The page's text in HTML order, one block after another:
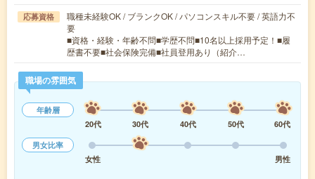
応募資格
職種未経験OK / ブランクOK / パソコンスキル不要 / 英語力不
要
■資格・経験・年齢不問■学歴不問■10名以上採用予定！■履
歴書不要■社会保険完備■社員登用あり（紹介…
職場の雰囲気
年齢層
20代
30代 40代 50代
60代
男女比率
女性
男性